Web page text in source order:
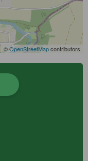
©OpenStreetMapcontributors